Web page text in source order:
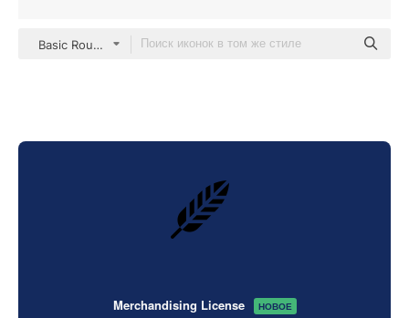
Basic Rounded Filled
Merchandising License НОВОЕ